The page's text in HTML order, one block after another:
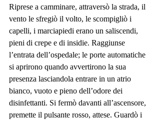
Riprese a camminare, attraversò la strada, il
vento le sfregiò il volto, le scompigliò i
capelli, i marciapiedi erano un saliscendi,
pieni di crepe e di insidie. Raggiunse
l’entrata dell’ospedale; le porte automatiche
si aprirono quando avvertirono la sua
presenza lasciandola entrare in un atrio
bianco, vuoto e pieno dell’odore dei
disinfettanti. Si fermò davanti all’ascensore,
premette il pulsante rosso, attese. Guardò i